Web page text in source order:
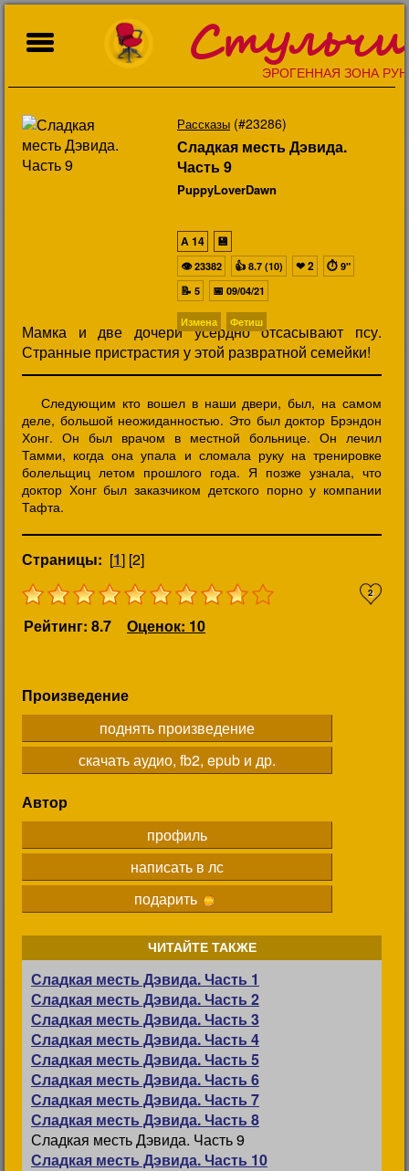
ЭРОГЕННАЯ ЗОНА
Рассказы (#23286)
Сладкая месть Дэвида.
Часть 9
PuppyLoverDawn
Мамка и две дочери усердно отсасывают псу.
Странные пристрастия у этой развратной семейки!
A14
💾
👁23382 👍 8.7 (10) ❤2 ⏱ 9"
📝 5 📅 09/04/21
Измена Фетиш
Следующим кто вошел в наши двери, был, на самом
деле, большой неожиданностью. Это был доктор Брэндон
Хонг. Он был врачом в местной больнице. Он лечил
Тамми, когда она упала и сломала руку на тренировке
болельщиц летом прошлого года. Я позже узнала, что
доктор Хонг был заказчиком детского порно у компании
Тафта.
Страницы: [1] [2]
2
Рейтинг: 8.7 Оценок: 10
Произведение
поднять произведение
скачать аудио, fb2, epub и др.
Автор
профиль
написать в лс
подарить
ЧИТАЙТЕ ТАКЖЕ
Сладкая месть Дэвида. Часть 1
Сладкая месть Дэвида. Часть 2
Сладкая месть Дэвида. Часть 3
Сладкая месть Дэвида. Часть 4
Сладкая месть Дэвида. Часть 5
Сладкая месть Дэвида. Часть 6
Сладкая месть Дэвида. Часть 7
Сладкая месть Дэвида. Часть 8
Сладкая месть Дэвида. Часть 9
Сладкая месть Дэвида. Часть 10